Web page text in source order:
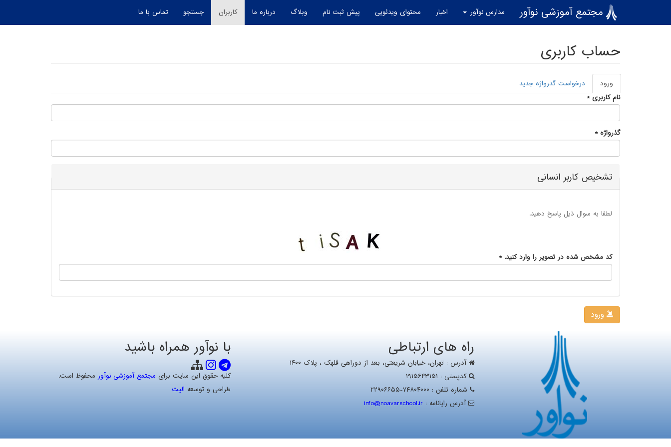
رفتن به محتوای اصلی
مجتمع آموزشی نوآور مدارس نوآور اخبار محتوای ویدئویی پیش ثبت نام وبلاگ درباره ما کاربران جستجو تماس با ما
حساب کاربری
تب‌های اولیه
ورود
فعال)
درخواست گذرواژه جدید
نام کاربری*
گذرواژه*
تشخیص کاربر انسانی
لطفا به سوال ذیل پاسخ دهید.
کد مشخص شده در تصویر را وارد کنید.*
راه های ارتباطی
آدرس : تهران، خيابان شریعتی، بعد از دوراهی قلهک ، پلاک ۱۴۰۰
کدپستی : ۱۹۱۵۶۴۳۱۵۱
شماره تلفن : ۷۴۸۰۴۰۰۰-۲۲۹۰۶۶۵۵
آدرس رايانامه : info@noavarschool.ir
با نوآور همراه باشید
کلیه حقوق این سایت برای مجتمع آموزشی نوآور محفوظ است.
طراحی و توسعه الیت